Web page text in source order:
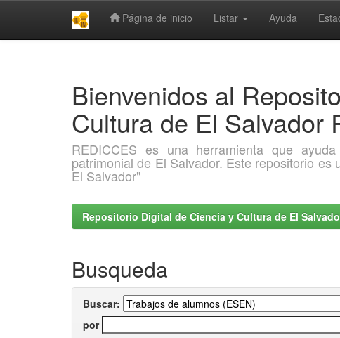
Página de inicio Listar Ayuda
Bienvenidos al
Cultura de El Salvador
REDICCES es una herramienta que
patrimonial de El Salvador. Este repositorio
El Salvador"
Repositorio Digital de Ciencia y Cultura de El
Busqueda
Buscar:
por